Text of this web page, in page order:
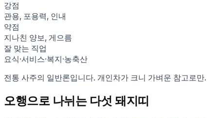
강점
관용, 포용력, 인내
약점
지나친 양보, 게으름
잘 맞는 직업
요식·서비스·복지·농축산
전통 사주의 일반론입니다. 개인차가 크니 가벼운 참고로만.
오행으로 나뉘는 다섯 돼지 띠